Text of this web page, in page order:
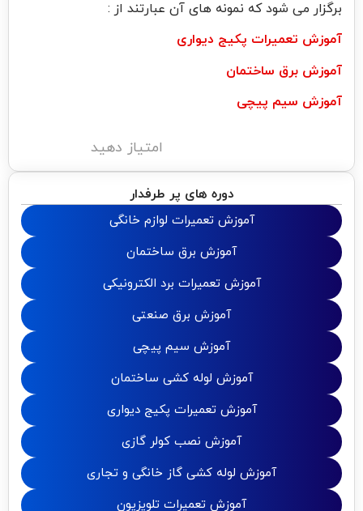
برگزار می شود که نمونه های آن عبارتند از :
آموزش تعمیرات پکیج دیواری
آموزش برق ساختمان
آموزش سیم پیچی
امتیاز دهید
دوره های پر طرفدار
آموزش تعمیرات لوازم خانگی
آموزش برق ساختمان
آموزش تعمیرات برد الکترونیکی
آموزش برق صنعتی
آموزش سیم پیچی
آموزش لوله کشی ساختمان
آموزش تعمیرات پکیج دیواری
آموزش نصب کولر گازی
آموزش لوله کشی گاز خانگی و تجاری
آموزش تعمیرات تلویزیون